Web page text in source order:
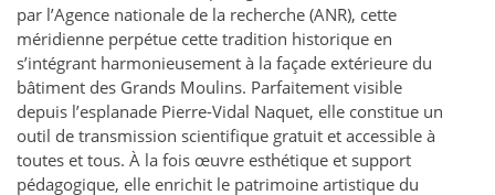
par l’Agence nationale de la recherche (ANR), cette
méridienne perpétue cette tradition historique en
s’intégrant harmonieusement à la façade extérieure du
bâtiment des Grands Moulins. Parfaitement visible
depuis l’esplanade Pierre-Vidal Naquet, elle constitue un
outil de transmission scientifique gratuit et accessible à
toutes et tous. À la fois œuvre esthétique et support
pédagogique, elle enrichit le patrimoine artistique du